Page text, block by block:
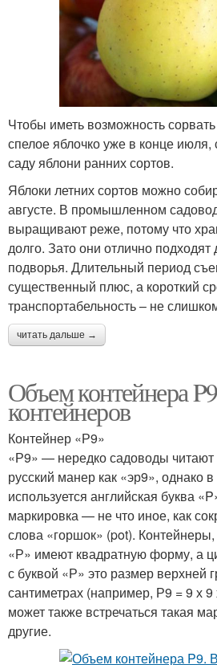
Чтобы иметь возможность
спелое яблочко уже в конце июля,
саду яблони ранних сортов.
Яблоки летних сортов можно
августе. В промышленном
выращивают реже, потому что
долго. Зато они отлично подходят
подворья. Длительный период
существенный плюс, а короткий
транспортабельность – не
читать дальше →
Объем контейнера
контейнеров
Контейнер «Р9»
«Р9» — нередко садоводы читают
русский манер как «эр9», однако
используется английская буква
маркировка — не что иное, как
слова «горшок» (pot).
«Р» имеют квадратную форму, а
с буквой «Р» это размер верхней
сантиметрах (например, Р9 = 9 х
может также встречаться такая
другие.